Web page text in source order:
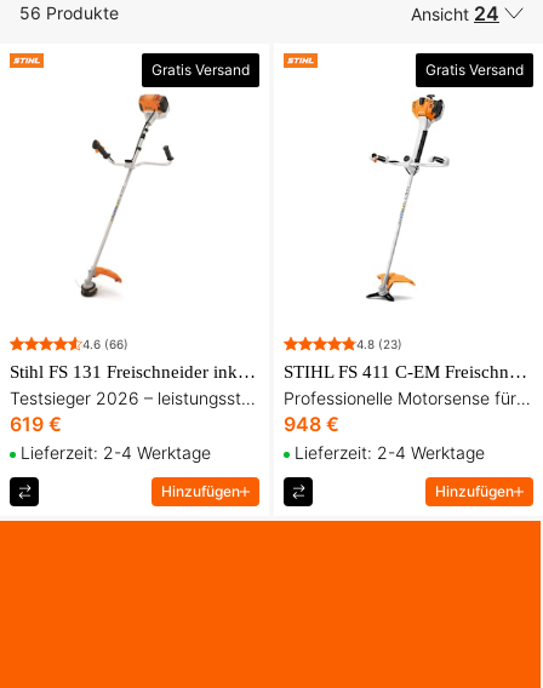
56 Produkte Ansicht 24
Gratis Versand
4.6 (66)
Stihl FS 131 Freischneider inkl. Tragegurt und 3 Schneidwerkzeugen
Testsieger 2026 – leistungsstark für Gras, Gestrüpp und kleinere Bäume
619 €
Lieferzeit: 2-4 Werktage
Hinzufügen
Gratis Versand
4.8 (23)
STIHL FS 411 C-EM Freischneider inkl. Tragegurt und drei Schneidausrüstungen
Professionelle Motorsense für Gras, Gestrüpp und kleinere Bäume
948 €
Lieferzeit: 2-4 Werktage
Hinzufügen